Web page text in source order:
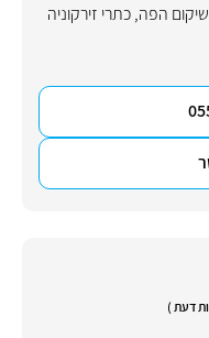
שיקום הפה,כתרי זירקוניה